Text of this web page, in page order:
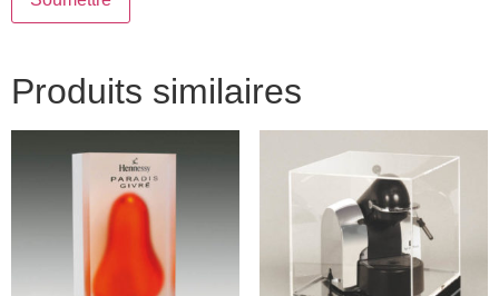
Produits similaires